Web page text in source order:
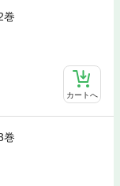
巻
カートへ
巻